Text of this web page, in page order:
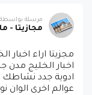
مرسلة بواسطة
مجازيتا -
مجزيتا اراء
اخبار الخليج مدن
ادوية جدد نشاطك
عوالم اخرى الوان